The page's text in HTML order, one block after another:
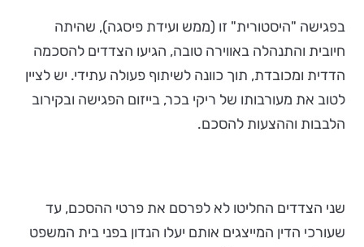
בפגישה "היסטורית" זו (ממש ועידת פיסגה), שהיתה
חיובית והתנהלה באווירה טובה, הגיעו הצדדים להסכמה
הדדית ומכובדת, תוך כוונה לשיתוף פעולה עתידי. יש לציין
לטוב את מעורבותו של ריקי בכר, בייזום הפגישה ובקירוב
הלבבות וההצעות להסכם.
שני הצדדים החליטו לא לפרסם את פרטי ההסכם, עד
שעורכי הדין המייצגים אותם יעלו הנדון בפני בית המשפט